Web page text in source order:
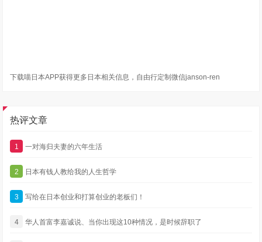
下载喵日本APP获得更多日本相关信息，自由行定制微信janson-ren
热评文章
1 一对海归夫妻的六年生活
2 日本有钱人教给我的人生哲学
3 写给在日本创业和打算创业的老板们！
4 华人首富李嘉诚说、当你出现这10种情况，是时候辞职了